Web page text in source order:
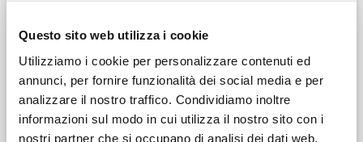
Questo sito web utilizza i cookie
Utilizziamo i cookie per personalizzare contenuti ed
annunci, per fornire funzionalità dei social media e per
analizzare il nostro traffico. Condividiamo inoltre
informazioni sul modo in cui utilizza il nostro sito con i
nostri partner che si occupano di analisi dei dati web,
info@ipercorsidelsavio.it
Telefono:
0547 356327
Maggiori informazioni